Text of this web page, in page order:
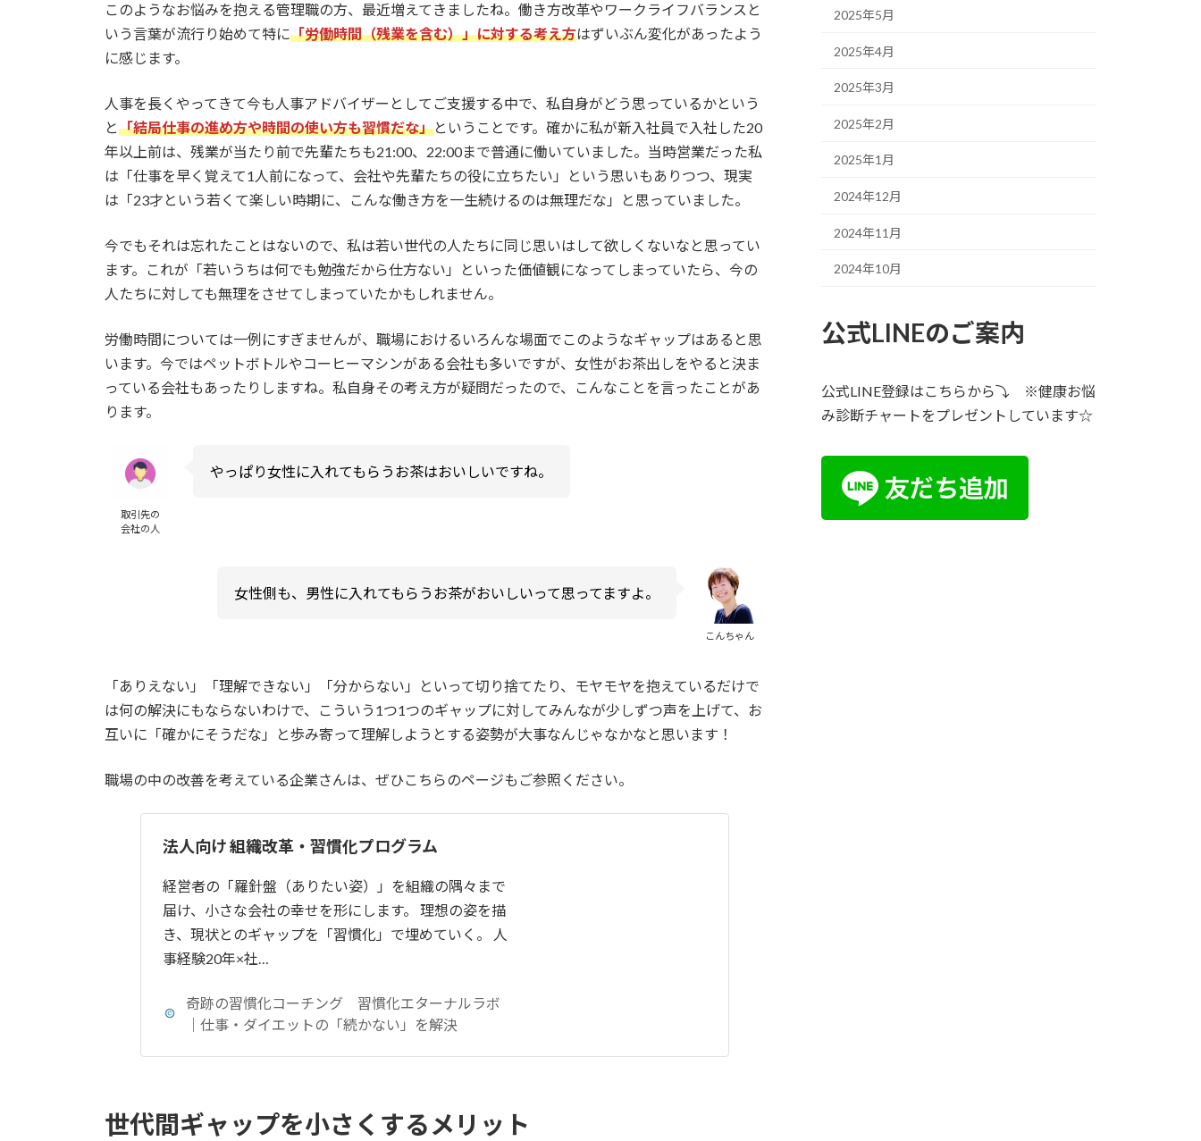
このようなお悩みを抱える管理職の方、最近増えてきましたね。働き方改革やワークライフバランスと
いう言葉が流行り始めて特に「労働時間（残業を含む）」に対する考え方はずいぶん変化があったよう
に感じます。
人事を長くやってきて今も人事アドバイザーとしてご支援する中で、私自身がどう思っているかという
と「結局仕事の進め方や時間の使い方も習慣だな」ということです。確かに私が新入社員で入社した20
年以上前は、残業が当たり前で先輩たちも21:00、22:00まで普通に働いていました。当時営業だった私
は「仕事を早く覚えて1人前になって、会社や先輩たちの役に立ちたい」という思いもありつつ、現実
は「23才という若くて楽しい時期に、こんな働き方を一生続けるのは無理だな」と思っていました。
今でもそれは忘れたことはないので、私は若い世代の人たちに同じ思いはして欲しくないなと思ってい
ます。これが「若いうちは何でも勉強だから仕方ない」といった価値観になってしまっていたら、今の
人たちに対しても無理をさせてしまっていたかもしれません。
労働時間については一例にすぎませんが、職場におけるいろんな場面でこのようなギャップはあると思
います。今ではペットボトルやコーヒーマシンがある会社も多いですが、女性がお茶出しをやると決ま
っている会社もあったりしますね。私自身その考え方が疑問だったので、こんなことを言ったことがあ
ります。
取引先の
会社の人
やっぱり女性に入れてもらうお茶はおいしいですね。
こんちゃん
女性側も、男性に入れてもらうお茶がおいしいって思ってますよ。
「ありえない」「理解できない」「分からない」といって切り捨てたり、モヤモヤを抱えているだけで
は何の解決にもならないわけで、こういう1つ1つのギャップに対してみんなが少しずつ声を上げて、お
互いに「確かにそうだな」と歩み寄って理解しようとする姿勢が大事なんじゃなかなと思います！
職場の中の改善を考えている企業さんは、ぜひこちらのページもご参照ください。
法人向け 組織改革・習慣化プログラム
経営者の「羅針盤（ありたい姿）」を組織の隅々まで
届け、小さな会社の幸せを形にします。 理想の姿を描
き、現状とのギャップを「習慣化」で埋めていく。 人
事経験20年×社…
奇跡の習慣化コーチング 習慣化エターナルラボ
｜仕事・ダイエットの「続かない」を解決
世代間ギャップを小さくするメリット
2025年5月
2025年4月
2025年3月
2025年2月
2025年1月
2024年12月
2024年11月
2024年10月
公式LINEのご案内
公式LINE登録はこちらから⤵ ※健康お悩
み診断チャートをプレゼントしています☆